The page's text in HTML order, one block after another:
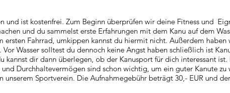
und ist kostenfrei. Zum Beginn überprüfen wir deine Fitness und
und du sammelst erste Erfahrungen mit dem Kanu auf dem
ersten Fahrrad, umkippen kannst du hiermit nicht. Außerdem
Wasser solltest du dennoch keine Angst haben schließlich ist
kannst dir dann überlegen, ob der Kanusport für dich interessant
Durchhaltevermögen sind schon wichtig, um ein guter Kanute
Sportverein. Die Aufnahmegebühr beträgt 30,- EUR und